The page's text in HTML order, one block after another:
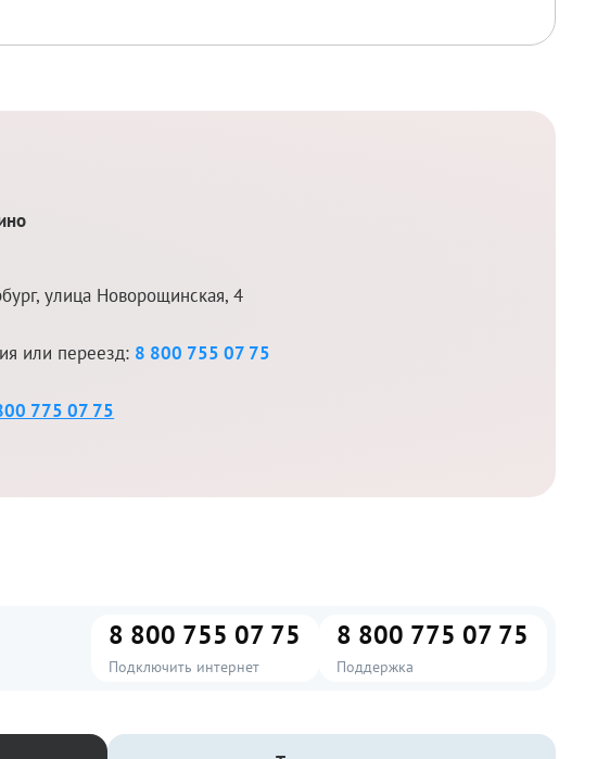
,улица Новорощинская, 4
или переезд: 8 800 755 07 75
775 07 75
8 800 755 07 75
Подключить интернет
8 800 775 07 75
Поддержка